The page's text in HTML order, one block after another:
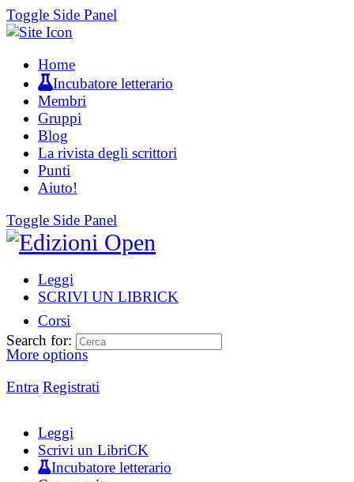
Toggle Side Panel
Home
Incubatore letterario
Membri
Gruppi
Blog
La rivista degli scrittori
Punti
Aiuto!
Toggle Side Panel
Leggi
SCRIVI UN LIBRICK
Corsi
More options
Entra Registrati
Search for:
Leggi
Scrivi un LibriCK
Incubatore letterario